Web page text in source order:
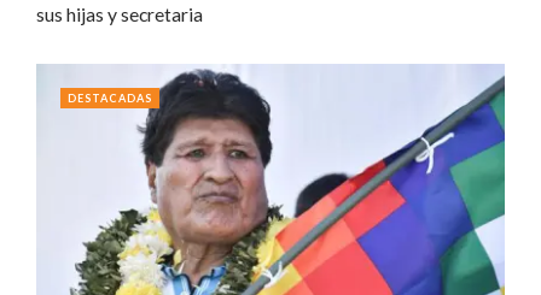
sus hijas y secretaria
DESTACADAS